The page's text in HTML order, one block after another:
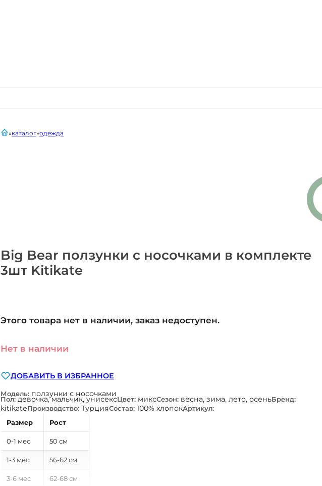
Big Bear ползунки с носочками в комплекте
3шт Kitikate
главнаякаталог одежда
Этого товара нет в наличии, заказ недоступен.
Нет в наличии
ДОБАВИТЬ В ИЗБРАННОЕ
Модель: ползунки с носочками
Пол:девочка, мальчик, унисексЦвет: миксСезон: весна, зима, лето, осеньБренд:
kitikateПроизводство: ТурцияСостав: 100% хлопокАртикул:
Размер
Рост
0-1 мес 50 см
1-3 мес 56-62 см
3-6 мес 62-68 см